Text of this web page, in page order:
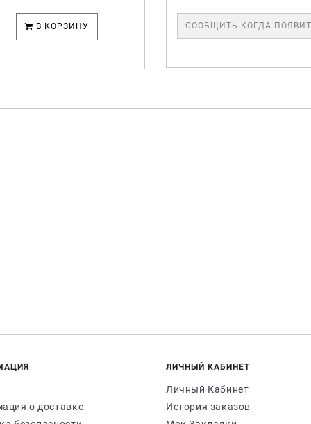
СООБЩИТЬ КОГДА ПОЯВИТСЯ СООБЩИТЬ КОГДА
о доставке
ЛИЧНЫЙ КАБИНЕТ
Личный Кабинет
История заказов